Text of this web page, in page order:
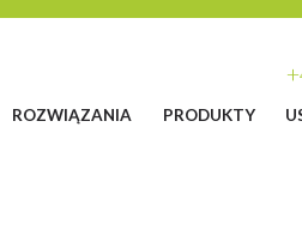
ROZWIĄZANIA PRODUKTY